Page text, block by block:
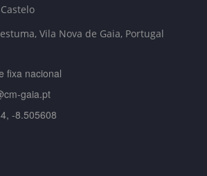
Vila Nova de Gaia, Portugal
fixa nacional
gaia.pt
-8.505608